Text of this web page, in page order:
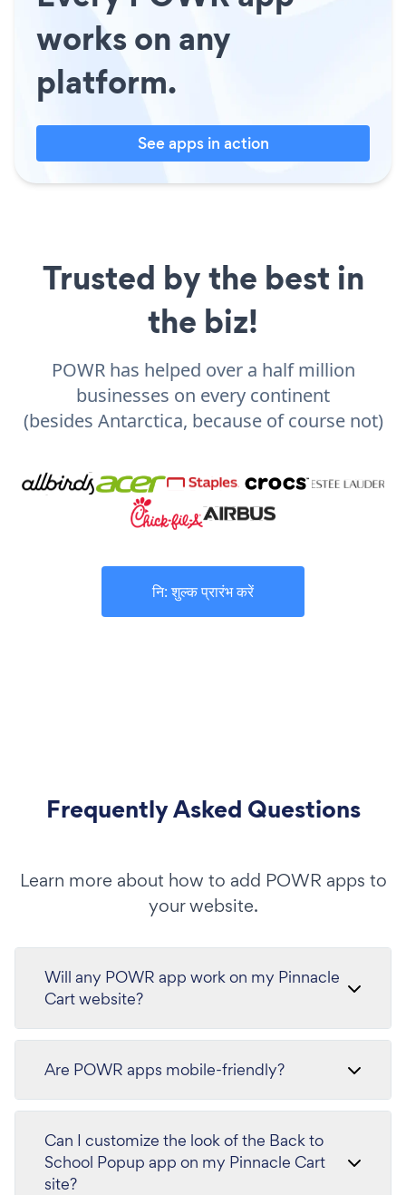
works on any
platform.
See apps in action
Trusted by the best in
the biz!
POWR has helped over a half million
businesses on every continent
(besides Antarctica, because of course not)
नि: शुल्क प्रारंभ करें
Frequently Asked Questions
Learn more about how to add POWR apps to
your website.
Will any POWR app work on my Pinnacle
Cart website?
Are POWR apps mobile-friendly?
Can I customize the look of the Back to
School Popup app on my Pinnacle Cart
site?